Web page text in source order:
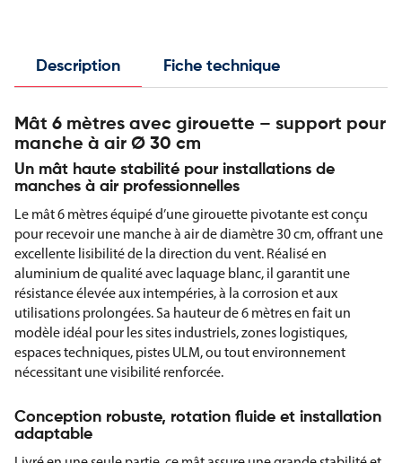
Description Fiche technique
Mât 6 mètres avec girouette – support pour
manche à air Ø 30 cm
Un mât haute stabilité pour installations de
manches à air professionnelles
Le mât 6 mètres équipé d’une girouette pivotante est conçu
pour recevoir une manche à air de diamètre 30 cm, offrant une
excellente lisibilité de la direction du vent. Réalisé en
aluminium de qualité avec laquage blanc, il garantit une
résistance élevée aux intempéries, à la corrosion et aux
utilisations prolongées. Sa hauteur de 6 mètres en fait un
modèle idéal pour les sites industriels, zones logistiques,
espaces techniques, pistes ULM, ou tout environnement
nécessitant une visibilité renforcée.
Conception robuste, rotation fluide et installation
adaptable